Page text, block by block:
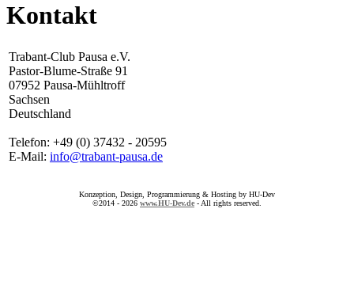
Kontakt
Trabant-Club Pausa e.V.
Pastor-Blume-Straße 91
07952 Pausa-Mühltroff
Sachsen
Deutschland
Telefon: +49 (0) 37432 - 20595
E-Mail: info@trabant-pausa.de
Konzeption, Design, Programmierung & Hosting by HU-Dev
©2014 - 2026 www.HU-Dev.de - All rights reserved.